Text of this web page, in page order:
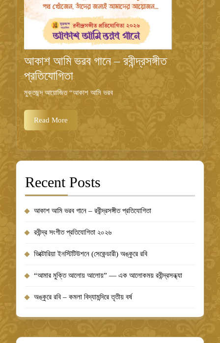
আকাশ আমি ভরব গানে – রবীন্দ্রসঙ্গীত
প্রতিযোগিতাআকাশ
আমি
গানে
রবীন্দ্রসঙ্গীত
প্রতিযোগিতা
মুক্তছন্দ আয়োজিত “আকাশ আমি ভরব
Read More Read
Recent Posts
আকাশ আমি ভরব গানে – রবীন্দ্রসঙ্গীত প্রতিযোগিতা
রবীন্দ্র সংগীত প্রতিযোগিতা ২০২৬
ভিক্টোরিয়া ইনস্টিটিউশনে (সেকেন্ডারী) অঙ্কুরে রবি
“আমার মুক্তি আলোয় আলোয়” — এক আলোকময় রবীন্দ্রসন্ধ্যা
অঙ্কুরে রবি – কমলা বিদ্যামন্দিরে তৃতীয় বর্ষ